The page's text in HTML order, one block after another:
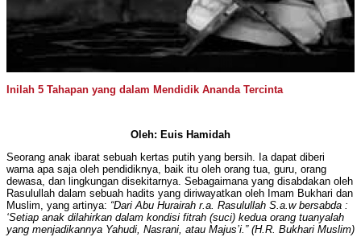
Inilah 5 Tahapan yang dalam Mendidik Ananda Tercinta
Oleh: Euis Hamidah
Seorang anak ibarat sebuah kertas putih yang bersih. Ia dapat diberi
warna apa saja oleh pendidiknya, baik itu oleh orang tua, guru, orang
dewasa, dan lingkungan disekitarnya. Sebagaimana yang disabdakan oleh
Rasulullah dalam sebuah hadits yang diriwayatkan oleh Imam Bukhari dan
Muslim, yang artinya: “Dari Abu Hurairah r.a. Rasulullah S.a.w bersabda :
‘Setiap anak dilahirkan dalam kondisi fitrah (suci) kedua orang tuanyalah
yang menjadikannya Yahudi, Nasrani, atau Majus’i.” (H.R. Bukhari Muslim)